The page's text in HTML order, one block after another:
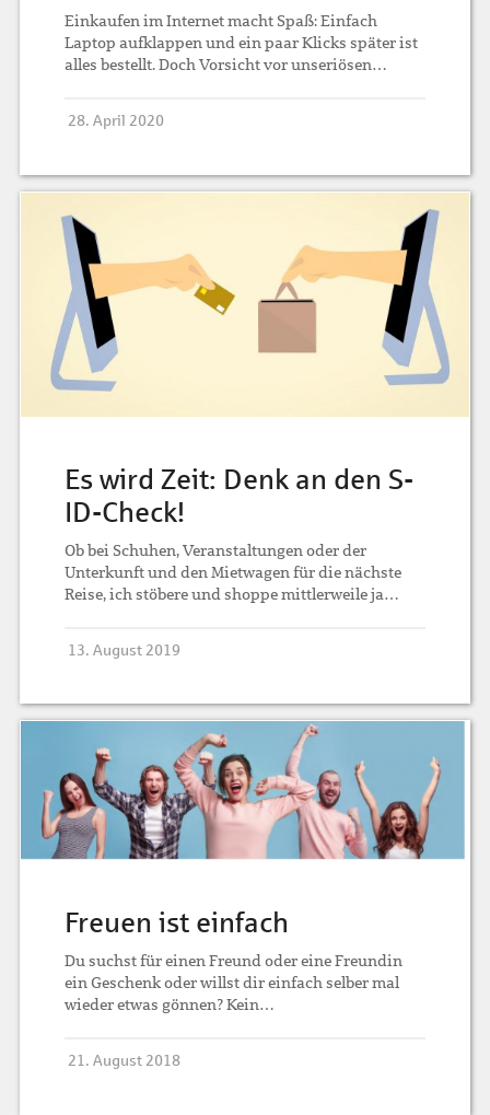
Einkaufen im Internet macht Spaß: Einfach
Laptop aufklappen und ein paar Klicks später ist
alles bestellt. Doch Vorsicht vor unseriösen…
28. April 2020
Es wird Zeit: Denk an den S-
ID-Check!
Ob bei Schuhen, Veranstaltungen oder der
Unterkunft und den Mietwagen für die nächste
Reise, ich stöbere und shoppe mittlerweile ja…
13. August 2019
Freuen ist einfach
Du suchst für einen Freund oder eine Freundin
ein Geschenk oder willst dir einfach selber mal
wieder etwas gönnen? Kein…
21. August 2018